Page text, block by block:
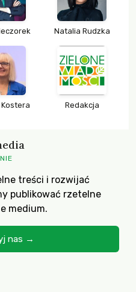
Natalia Rudzka
Redakcja
treści i rozwijać
publikować rzetelne
medium.
nas →